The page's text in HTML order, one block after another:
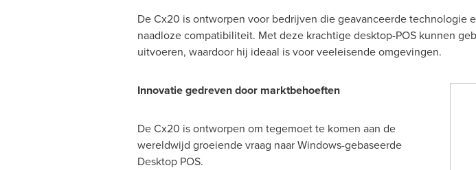
De Cx20 is ontworpen voor bedrijven die geavanceerde
naadloze compatibiliteit. Met deze krachtige desktop-POS kunnen
uitvoeren, waardoor hij ideaal is voor veeleisende omgevingen.
Innovatie gedreven door marktbehoeften
De Cx20 is ontworpen om tegemoet te komen aan de
wereldwijd groeiende vraag naar Windows-gebaseerde
Desktop POS.